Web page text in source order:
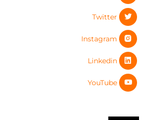
Twitter
Instagram
Linkedin
YouTube